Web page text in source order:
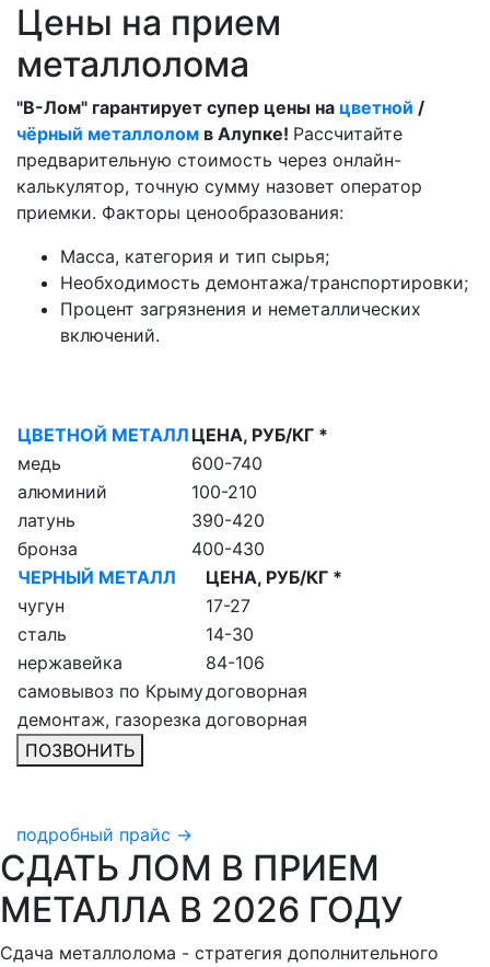
Цены на прием
металлолома
"В-Лом" гарантирует супер цены на цветной /
чёрный металлолом в Алупке! Рассчитайте
предварительную стоимость через онлайн-
калькулятор, точную сумму назовет оператор
приемки. Факторы ценообразования:
Масса, категория и тип сырья;
Необходимость демонтажа/транспортировки;
Процент загрязнения и неметаллических
включений.
ЦВЕТНОЙ МЕТАЛЛ ЦЕНА, РУБ/КГ *
медь
600-740
алюминий
100-210
латунь
390-420
бронза
400-430
ЧЕРНЫЙ МЕТАЛЛ
ЦЕНА, РУБ/КГ *
чугун
17-27
сталь
14-30
нержавейка
84-106
самовывоз по Крымудоговорная
демонтаж, газорезка договорная
ПОЗВОНИТЬ
подробный прайс →
СДАТЬ ЛОМ В ПРИЕМ
МЕТАЛЛА В 2026 ГОДУ
Сдача металлолома - стратегия дополнительного